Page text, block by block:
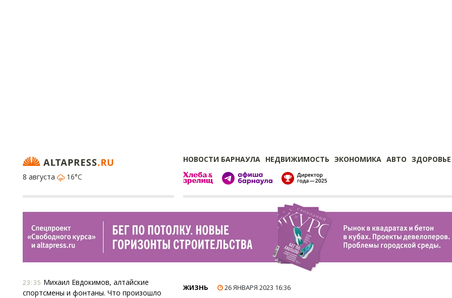
НОВОСТИ БАРНАУЛА НЕДВИЖИМОСТЬ ЭКОНОМИКА АВТО ЗДОРОВЬЕ
8 августа
16°C
23:35 Михаил Евдокимов, алтайские
спортсмены и фонтаны. Что произошло
ЖИЗНЬ 26 ЯНВАРЯ 2023 16:36